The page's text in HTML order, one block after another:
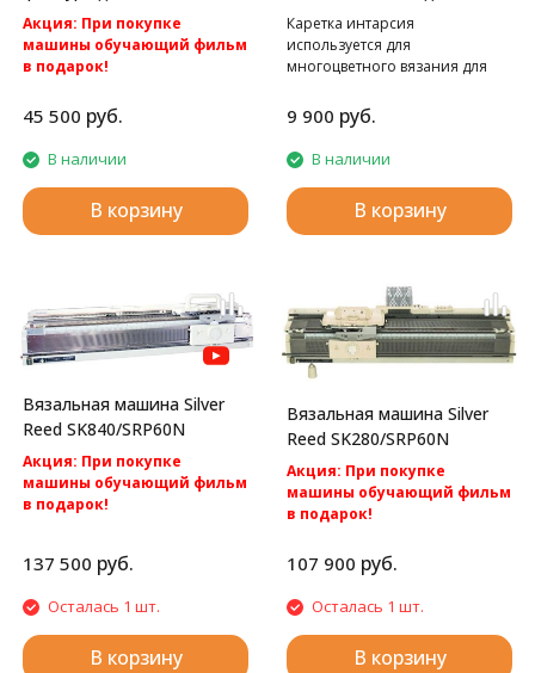
машин Silver Reed
Акция: При покупке
машины обучающий фильм
в подарок!
доставка по России.
Вторая фонтура к вязальным
машинам 5 класса Silver Reed
SK280 и Silver Reed SK840.
45 500 руб.
В наличии
В корзину
150
Каретка интарсия
используется для
многоцветного вязания для
9 900 руб.
В наличии
В корзину
Вязальная машина Silver
Reed SK840/SRP60N
Акция: При покупке
машины обучающий фильм
в подарок!
Silver Reed SK840/SRP60N -
вязальная машина 5 класса.
137 500 руб.
Осталась 1 шт.
В корзину
Вязальная машина Silver
Reed SK280/SRP60N
Акция: При покупке
машины обучающий фильм
в подарок!
доставка по России.
Silver Reed SK280/SRP60N -cамая
популярная перфокарточная 2
фонтурная вязальная машина
5 класса.
107 900 руб.
Осталась 1 шт.
В корзину